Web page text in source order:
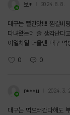
보* 2024. 8. 8.
대구는 빨간맛!!!! 찜갈비
다녀왔는데 술 생각난다
이열치열 더울땐 대구 먹
0 0
r***u 2024. 3.
대구는 먹으러간다해도